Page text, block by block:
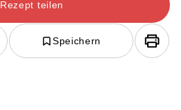
Rezept teilen
Speichern